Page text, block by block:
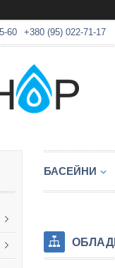
60 +380 (95) 022-71-17
БАСЕЙНИ